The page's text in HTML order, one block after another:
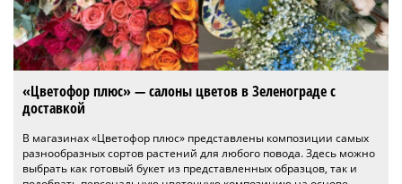
«Цветофор плюс» — салоны цветов в Зеленограде с
доставкой
В магазинах «Цветофор плюс» представлены композиции самых
разнообразных сортов растений для любого повода. Здесь можно
выбрать как готовый букет из представленных образцов, так и